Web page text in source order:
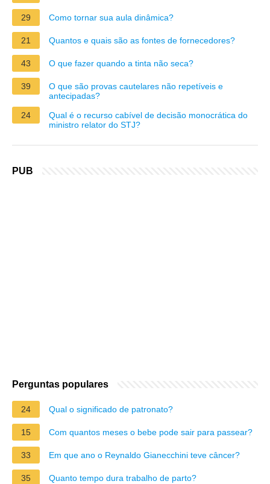
29 Como tornar sua aula dinâmica?
21 Quantos e quais são as fontes de fornecedores?
43 O que fazer quando a tinta não seca?
39
O que são provas cautelares não repetíveis e
antecipadas?
24
Qual é o recurso cabível de decisão monocrática do
ministro relator do STJ?
PUB
Perguntas populares
24 Qual o significado de patronato?
15 Com quantos meses o bebe pode sair para passear?
33 Em que ano o Reynaldo Gianecchini teve câncer?
35 Quanto tempo dura trabalho de parto?